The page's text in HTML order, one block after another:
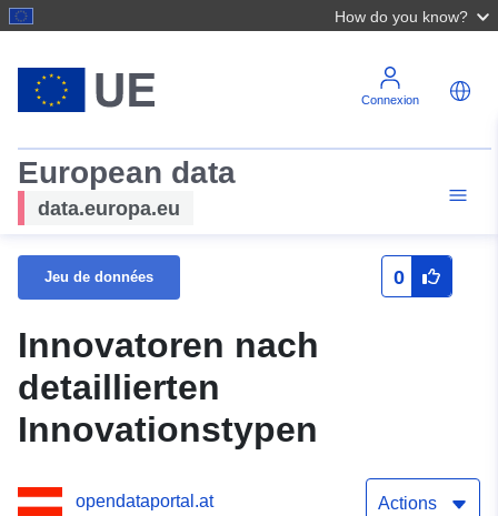
How do you know?
Connexion
European data
data.europa.eu
Jeu de données 0
Innovatoren nach
detaillierten
Innovationstypen
opendataportal.at Actions